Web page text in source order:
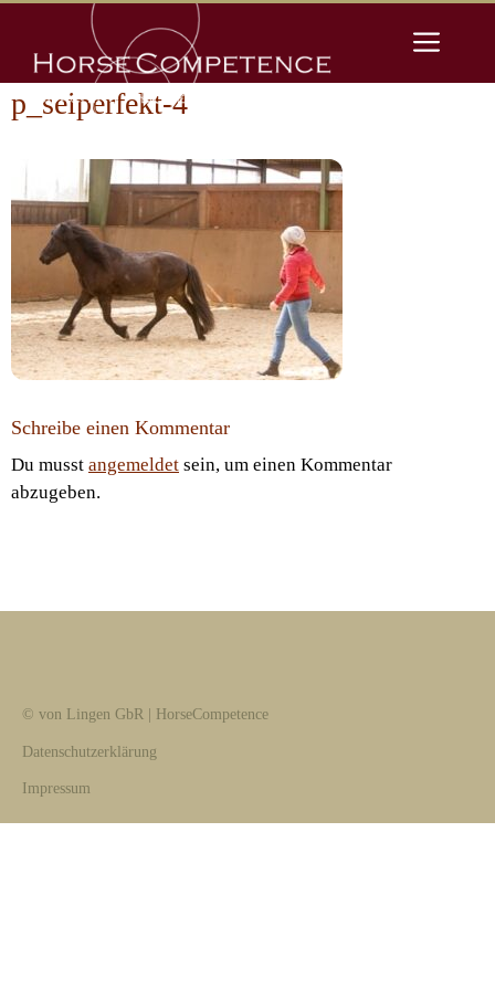
springen
p_seiperfekt-4
Schreibe einen Kommentar
Du musst angemeldet sein, um einen Kommentar
abzugeben.
© von Lingen GbR | HorseCompetence
Datenschutzerklärung
Impressum